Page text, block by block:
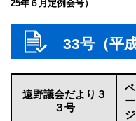
25年６月定例会号）
33号（平
遠野議会だより３
３号
ペ
ー
ジ